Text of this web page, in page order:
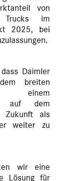
von
Trucks im
2025, bei
Daimler
breiten
einem
auf dem
als
weiter zu
wir eine
Lösung für